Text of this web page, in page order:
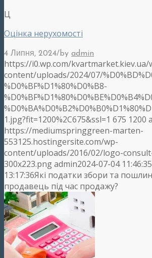
Ц
Оцінка нерухомості
4 Липня, 2024/by admin
https://i0.wp.com/kvartmarket.kiev.ua/
content/uploads/2024/07/
%D0%BF%D1%80%D0%B8-
1.jpg?fit=1200%2C675&ssl=1 675 1200
https://mediumspringgreen-marten-
553125.hostingersite.com/wp-
content/uploads/2016/02/logo-
300x223.pngadmin2024-07-04 11:46:35
13:17:36Які податки збори та
продавець під час продажу?